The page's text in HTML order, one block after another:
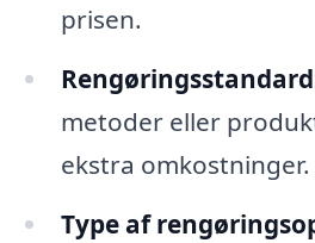
prisen.
metoder eller
ekstra omkostninger.
Type af